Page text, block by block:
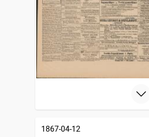
1867-04-12